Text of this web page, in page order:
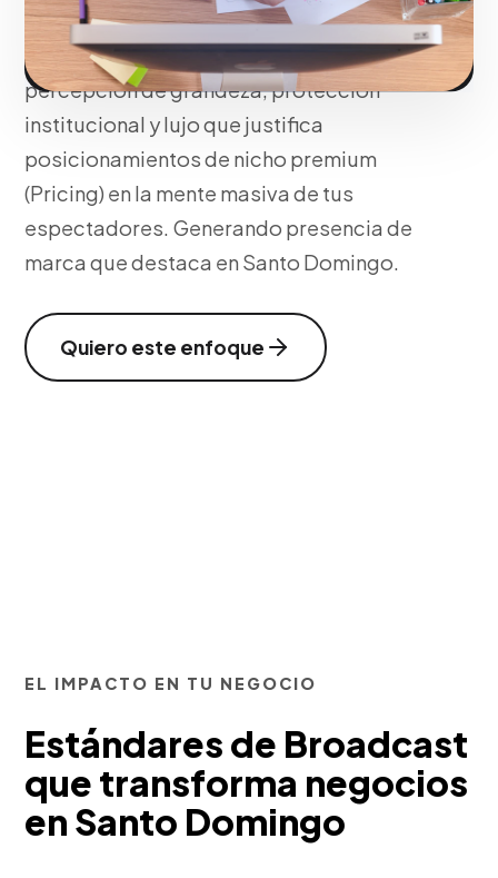
cinematográfica genera un choque
emocional inmediato, transfiriendo una
percepción de grandeza, protección
institucional y lujo que justifica
posicionamientos de nicho premium
(Pricing) en la mente masiva de tus
espectadores. Generando presencia de
marca que destaca en Santo Domingo.
Quiero este enfoque
EL IMPACTO EN TU NEGOCIO
Estándares de Broadcast
que transforma negocios
en Santo Domingo